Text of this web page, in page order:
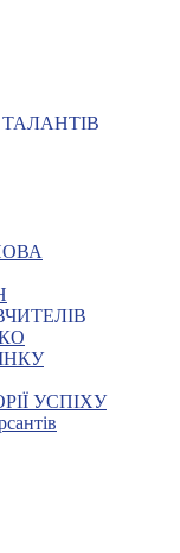
УСПІХУ